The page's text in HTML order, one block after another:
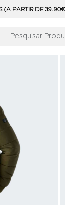
(A PARTIR DE
Produtos